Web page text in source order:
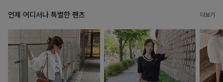
언제 어디서나 특별한 팬츠 더보기